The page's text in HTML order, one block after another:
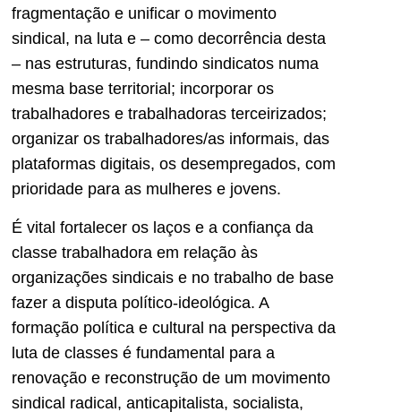
fragmentação e unificar o movimento
sindical, na luta e – como decorrência desta
– nas estruturas, fundindo sindicatos numa
mesma base territorial; incorporar os
trabalhadores e trabalhadoras terceirizados;
organizar os trabalhadores/as informais, das
plataformas digitais, os desempregados, com
prioridade para as mulheres e jovens.
É vital fortalecer os laços e a confiança da
classe trabalhadora em relação às
organizações sindicais e no trabalho de base
fazer a disputa político-ideológica. A
formação política e cultural na perspectiva da
luta de classes é fundamental para a
renovação e reconstrução de um movimento
sindical radical, anticapitalista, socialista,